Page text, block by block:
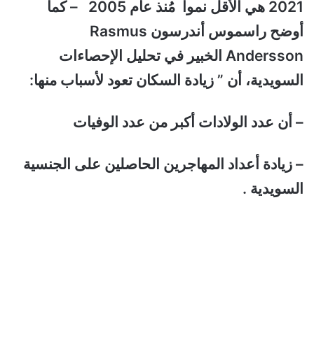
2021 هي الأقل نمواً مُنذ عام 2005 –
كما
أوضح راسموس أندرسون Rasmus
Andersson الخبير في تحليل الإحصاءات
السويدية، أن ” زيادة السكان تعود لأسباب منها:
– أن عدد الولادات أكبر من عدد الوفيات
– زيادة أعداد المهاجرين الحاصلين على الجنسية
السويدية .